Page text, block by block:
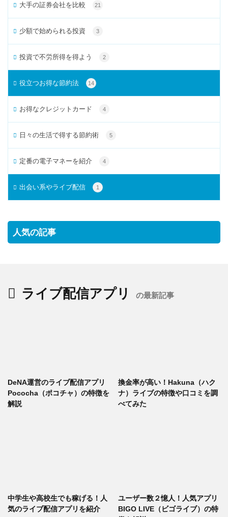
大手の証券会社を比較 21
少額で始められる投資 3
投資で不労所得を得よう 2
役立つお得な節約法 14
お得なクレジットカード 4
日々の生活で得する節約術 5
定番の電子マネーを紹介 4
出会い系やライブ配信 1
人気の記事
ライブ配信アプリ の最新記事
DeNA運営のライブ配信アプリ
Pococha（ポコチャ）の特徴を
解説
換金率が高い！Hakuna（ハク
ナ）ライブの特徴や口コミを調
べてみた
中学生や高校生でも稼げる！人
気のライブ配信アプリを紹介
ユーザー数２憶人！人気アプリ
BIGO LIVE（ビゴライブ）の特